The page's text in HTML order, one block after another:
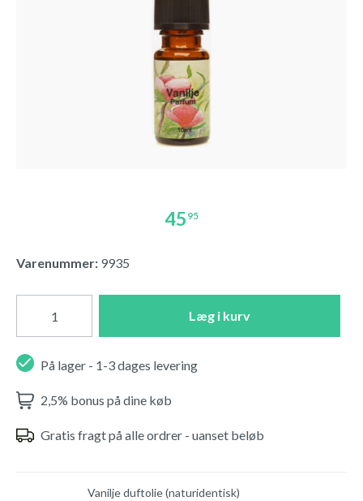
45 95
Varenummer: 9935
Læg i kurv
På lager - 1-3 dages levering
2,5% bonus på dine køb
Gratis fragt på alle ordrer - uanset beløb
Vanilje duftolie (naturidentisk)